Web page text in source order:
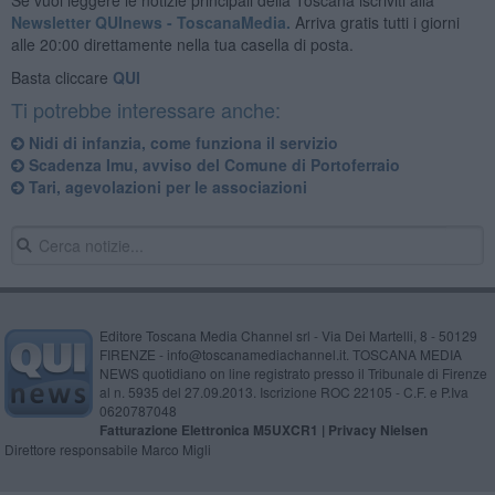
Newsletter QUInews - ToscanaMedia. Arriva gratis tutti i giorni
alle 20:00 direttamente nella tua casella di posta.
Basta cliccare QUI
Ti potrebbe interessare anche:
Nidi di infanzia, come funziona il servizio
Scadenza Imu, avviso del Comune di Portoferraio
Tari, agevolazioni per le associazioni
Editore Toscana Media Channel srl - Via Dei Martelli, 8 - 50129
FIRENZE - info@toscanamediachannel.it. TOSCANA MEDIA
NEWS quotidiano on line registrato presso il Tribunale di Firenze
al n. 5935 del 27.09.2013. Iscrizione ROC 22105 - C.F. e P.Iva
0620787048
Fatturazione Elettronica M5UXCR1 | Privacy Nielsen
Direttore responsabile Marco Migli